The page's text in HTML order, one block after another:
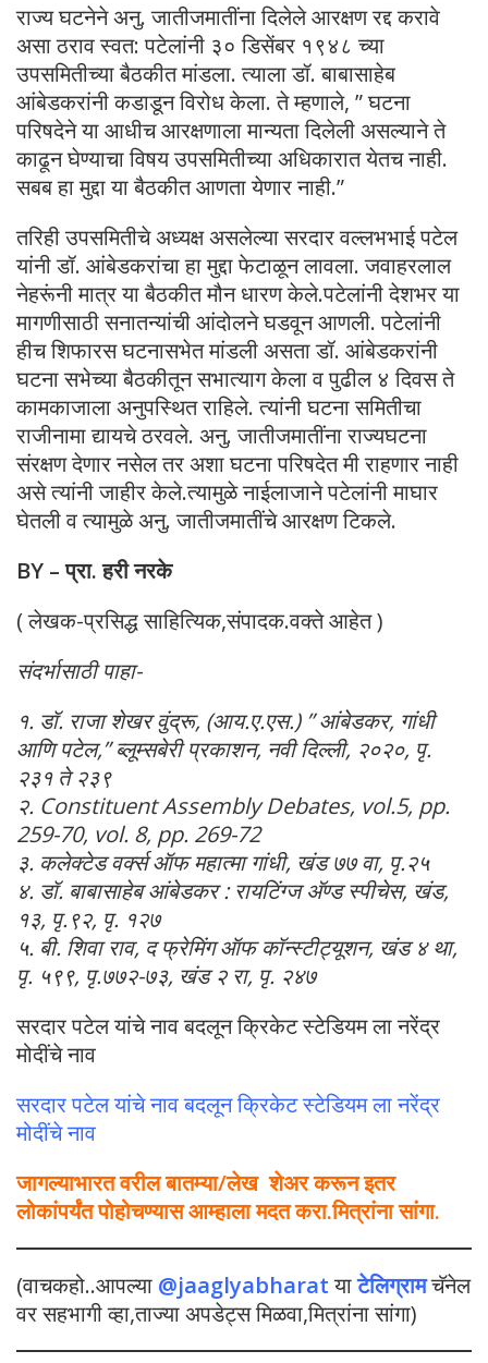
राज्य घटनेने अनु. जातीजमातींना दिलेले आरक्षण रद्द करावे
असा ठराव स्वत: पटेलांनी ३० डिसेंबर १९४८ च्या
उपसमितीच्या बैठकीत मांडला. त्याला डॉ. बाबासाहेब
आंबेडकरांनी कडाडून विरोध केला. ते म्हणाले, ” घटना
परिषदेने या आधीच आरक्षणाला मान्यता दिलेली असल्याने ते
काढून घेण्याचा विषय उपसमितीच्या अधिकारात येतच नाही.
सबब हा मुद्दा या बैठकीत आणता येणार नाही.”
तरिही उपसमितीचे अध्यक्ष असलेल्या सरदार वल्लभभाई पटेल
यांनी डॉ. आंबेडकरांचा हा मुद्दा फेटाळून लावला. जवाहरलाल
नेहरूंनी मात्र या बैठकीत मौन धारण केले.पटेलांनी देशभर या
मागणीसाठी सनातन्यांची आंदोलने घडवून आणली. पटेलांनी
हीच शिफारस घटनासभेत मांडली असता डॉ. आंबेडकरांनी
घटना सभेच्या बैठकीतून सभात्याग केला व पुढील ४ दिवस ते
कामकाजाला अनुपस्थित राहिले. त्यांनी घटना समितीचा
राजीनामा द्यायचे ठरवले. अनु. जातीजमातींना राज्यघटना
संरक्षण देणार नसेल तर अशा घटना परिषदेत मी राहणार नाही
असे त्यांनी जाहीर केले.त्यामुळे नाईलाजाने पटेलांनी माघार
घेतली व त्यामुळे अनु. जातीजमातींचे आरक्षण टिकले.
BY – प्रा. हरी नरके
( लेखक-प्रसिद्ध साहित्यिक,संपादक.वक्ते आहेत )
संदर्भासाठी पाहा-
१. डॉ. राजा शेखर वुंद्रू, (आय.ए.एस.) ” आंबेडकर, गांधी
आणि पटेल,” ब्लूम्सबेरी प्रकाशन, नवी दिल्ली, २०२०, पृ.
२३१ ते २३९
२. Constituent Assembly Debates, vol.5, pp.
259-70, vol. 8, pp. 269-72
३. कलेक्टेड वर्क्स ऑफ महात्मा गांधी, खंड ७७ वा, पृ.२५
४. डॉ. बाबासाहेब आंबेडकर : रायटिंग्ज अ‍ॅण्ड स्पीचेस, खंड,
१३, पृ.९२, पृ. १२७
५. बी. शिवा राव, द फ्रेमिंग ऑफ कॉन्स्टीट्यूशन, खंड ४ था,
पृ. ५९९, पृ.७७२-७३, खंड २ रा, पृ. २४७
सरदार पटेल यांचे नाव बदलून क्रिकेट स्टेडियम ला नरेंद्र
मोदींचे नाव
सरदार पटेल यांचे नाव बदलून क्रिकेट स्टेडियम ला नरेंद्र
मोदींचे नाव
जागल्याभारत वरील बातम्या/लेख शेअर करून इतर
लोकांपर्यंत पोहोचण्यास आम्हाला मदत करा.मित्रांना सांगा.
(वाचकहो..आपल्या @jaaglyabharat याटेलिग्रामचॅनेल
वर सहभागी व्हा,ताज्या अपडेट्स मिळवा,मित्रांना सांगा)